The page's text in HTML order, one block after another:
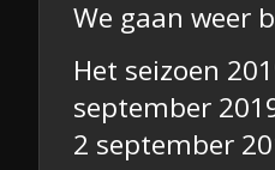
We gaan weer
Het seizoen
september
2 september